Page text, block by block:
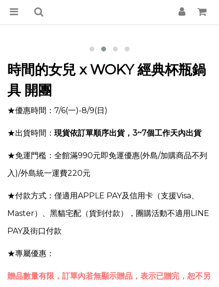
時間的女兒 x WOKY 經典杯瓶鍋
具 開團
★優惠時間：7/6(一)-8/9(日)
★出貨時間： 現貨依訂單順序出貨，3~7個工作天內出貨
★免運門檻：全館滿990元即免運優惠(外島/加購商品不列
入)/外島統一運費220元
★付款方式：僅適用APPLE PAY及信用卡（支援Visa、
Master）、黑貓宅配（貨到付款），團購活動不適用LINE
PAY及街口付款
★專屬優惠：
贈品數量有限，訂單內若無顯示贈品，表示已贈完，恕不另